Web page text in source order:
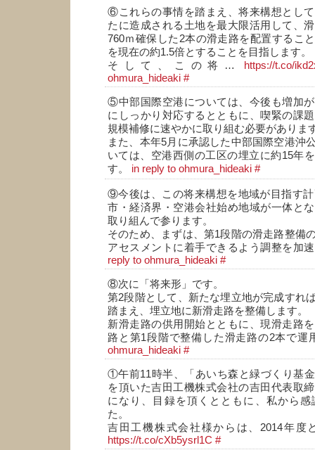
⑥これらの事情を踏まえ、将来構想とし
たに造成される土地を最大限活用して、
760ｍ確保した2本の滑走路を配置するこ
を現在の約1.5倍とすることを目指します。
そして、この将…
https://t.co/
ohmura_hideaki #
⑤中部国際空港については、今後も増加
にしっかり対応するとともに、喫緊の課
規模補修に速やかに取り組む必要がありま
また、本年5月に承認した中部国際空港沖
いては、空港西側の工区の埋立に約15年
す。 in reply to ohmura_hideaki #
⑨今後は、この将来構想を地域が目指す
市・経済界・空港会社始め地域が一体と
取り組んで参ります。
そのため、まずは、第1段階の滑走路整備
アセスメントに着手できるよう調整を加
reply to ohmura_hideaki #
⑧次に「将来形」です。
第2段階として、新たな埋立地が完成すれ
踏まえ、埋立地に新滑走路を整備します。
新滑走路の供用開始とともに、現滑走路
路と第1段階で整備した滑走路の2本で運
ohmura_hideaki #
①午前11時半、「あいち森と緑づくり基
を頂いた吉田工機株式会社の吉田代表取
になり、目録を頂くとともに、私から
た。
吉田工機株式会社様からは、2014年度
https://t.co/cXb5ysrl1C #